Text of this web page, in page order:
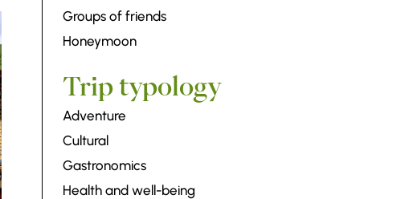
Groups of friends
Honeymoon
Trip typology
Adventure
Cultural
Gastronomics
Health and well-being